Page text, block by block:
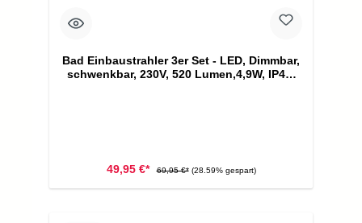
Bad Einbaustrahler 3er Set - LED, Dimmbar,
schwenkbar, 230V, 520 Lumen,4,9W, IP44,
49,95 €* 69,95 €* (28.59% gespart)